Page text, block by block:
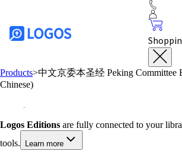
Products>中文京委本圣经 Peking Committee
Chinese)
Logos Editions are fully connected to your
tools.
Learn more